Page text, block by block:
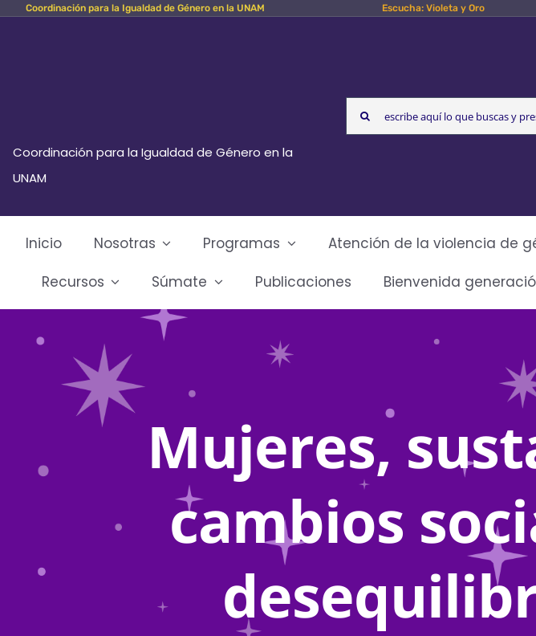
Skip Coordinación para la Igualdad de Género en la UNAM Escucha: Violeta y Oro
Coordinación para la Igualdad de Género en la
UNAM
Search
for:
Inicio Nosotras Programas Atención de la violencia de
Recursos
Súmate Publicaciones Bienvenida
Mujeres,
cambios